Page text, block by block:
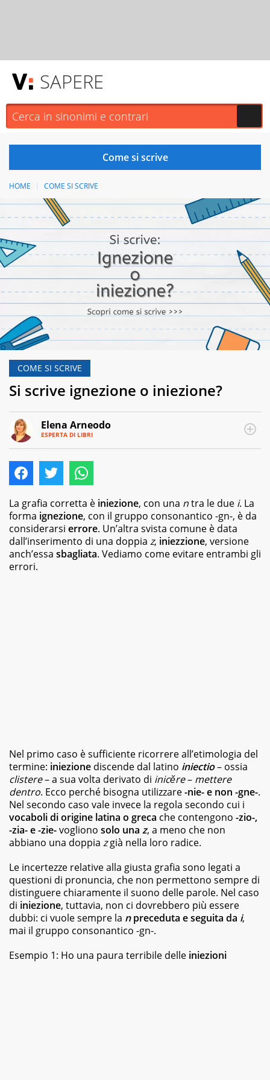
SAPERE
HOME COME SI SCRIVE
COME SI SCRIVE
Si scrive ignezione o iniezione?
Elena Arneodo
ESPERTA DI LIBRI
MAIL
autrice,
editor
copywriter
per
case
editrici,
magazine
e
romanzi
della
letteratura
classica
ai
best
seller,
dagli
albi
per
bambini
ai
graphic
novel,
fino
ai
e
La grafia corretta è iniezione, con una ntra le due i. La
forma ignezione, con il gruppo consonantico -gn-, è da
considerarsi errore. Un’altra svista comune è data
dall’inserimento di una doppia z, iniezzione, versione
anch’essa sbagliata. Vediamo come evitare entrambi gli
errori.
Nel primo caso è sufficiente ricorrere all’etimologia del
termine: iniezione discende dal latino iniectio– ossia
clistere– a sua volta derivato di inicĕre– mettere
dentro. Ecco perché bisogna utilizzare-nie- e non -gne-.
Nel secondo caso vale invece la regola secondo cui i
vocaboli di origine latina o greca che contengono -zio-,
-zia- e -zie-vogliono solo una z, a meno che non
abbiano una doppia zgià nella loro radice.
Le incertezze relative alla giusta grafia sono legati a
questioni di pronuncia, che non permettono sempre di
distinguere chiaramente il suono delle parole. Nel caso
di iniezione, tuttavia, non ci dovrebbero più essere
dubbi: ci vuole sempre la npreceduta e seguita da i,
mai il gruppo consonantico -gn-.
Esempio 1: Ho una paura terribile delle iniezioni